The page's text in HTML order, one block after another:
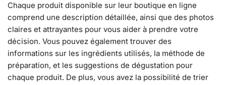
Chaque produit disponible sur leur boutique en ligne
comprend une description détaillée, ainsi que des photos
claires et attrayantes pour vous aider à prendre votre
décision. Vous pouvez également trouver des
informations sur les ingrédients utilisés, la méthode de
préparation, et les suggestions de dégustation pour
chaque produit. De plus, vous avez la possibilité de trier